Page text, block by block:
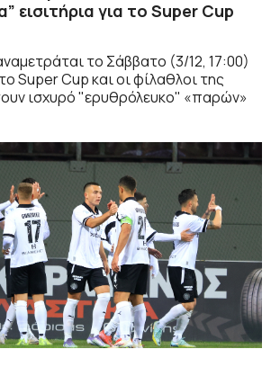
εισιτήρια για το Super Cup
το Σάββατο (3/12, 17:00)
Super Cup και οι φίλαθλοι της
ισχυρό "ερυθρόλευκο" «παρών»